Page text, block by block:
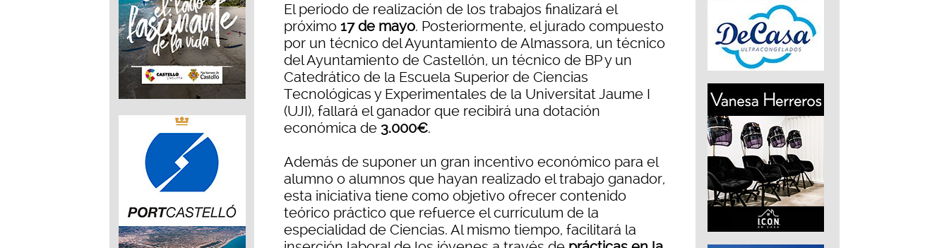
El periodo de realización de los trabajos finalizará el
próximo 17 de mayo. Posteriormente, el jurado compuesto
por un técnico del Ayuntamiento de Almassora, un técnico
del Ayuntamiento de Castellón, un técnico de BP y un
Catedrático de la Escuela Superior de Ciencias
Tecnológicas y Experimentales de la Universitat Jaume I
(UJI), fallará el ganador que recibirá una dotación
económica de 3.000€.
Además de suponer un gran incentivo económico para el
alumno o alumnos que hayan realizado el trabajo ganador,
esta iniciativa tiene como objetivo ofrecer contenido
teórico práctico que refuerce el currículum de la
especialidad de Ciencias. Al mismo tiempo, facilitará la